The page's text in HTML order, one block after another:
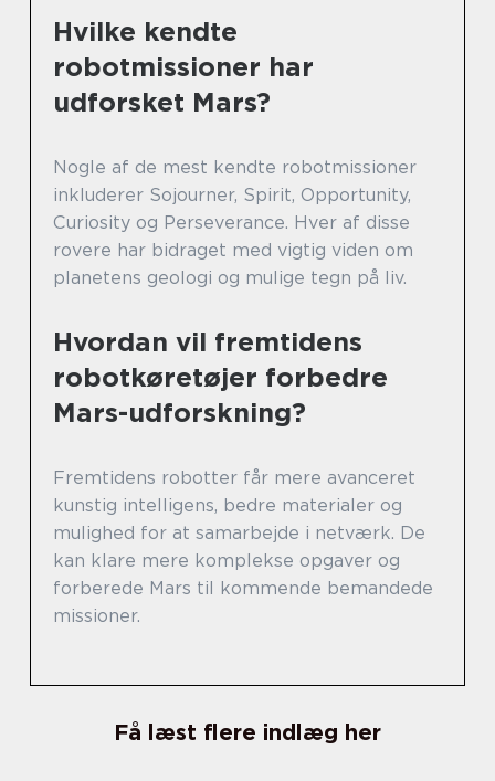
Hvilke kendte
robotmissioner har
udforsket Mars?
Nogle af de mest kendte robotmissioner
inkluderer Sojourner, Spirit, Opportunity,
Curiosity og Perseverance. Hver af disse
rovere har bidraget med vigtig viden om
planetens geologi og mulige tegn på liv.
Hvordan vil fremtidens
robotkøretøjer forbedre
Mars-udforskning?
Fremtidens robotter får mere avanceret
kunstig intelligens, bedre materialer og
mulighed for at samarbejde i netværk. De
kan klare mere komplekse opgaver og
forberede Mars til kommende bemandede
missioner.
Få læst flere indlæg her